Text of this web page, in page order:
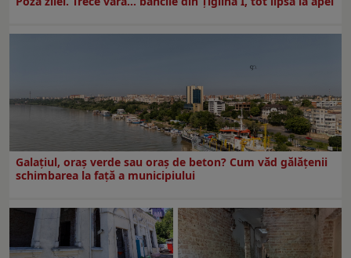
Galațiul, oraș verde sau oraș de beton? Cum văd gălățenii
schimbarea la față a municipiului